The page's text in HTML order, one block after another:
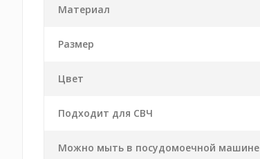
Материал
Размер
Цвет
Подходит для СВЧ
Можно мыть в посудомоечной машине